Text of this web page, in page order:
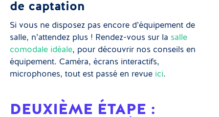
de captation
Si vous ne disposez pas encore d’équipement de
salle, n’attendez plus ! Rendez-vous sur la salle
comodale idéale, pour découvrir nos conseils en
équipement. Caméra, écrans interactifs,
microphones, tout est passé en revue ici.
DEUXIÈME ÉTAPE :